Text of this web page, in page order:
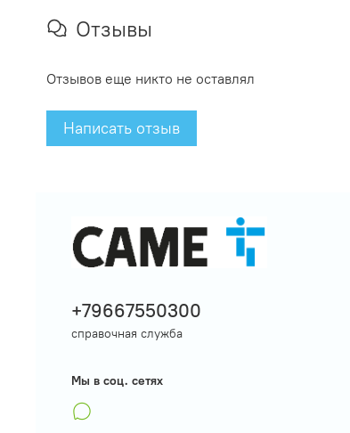
Отзывы
Отзывов еще никто не оставлял
Написать отзыв
+79667550300
справочная служба
Мы в соц. сетях